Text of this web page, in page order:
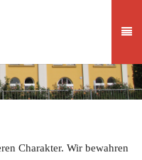
Charakter. Wir bewahren